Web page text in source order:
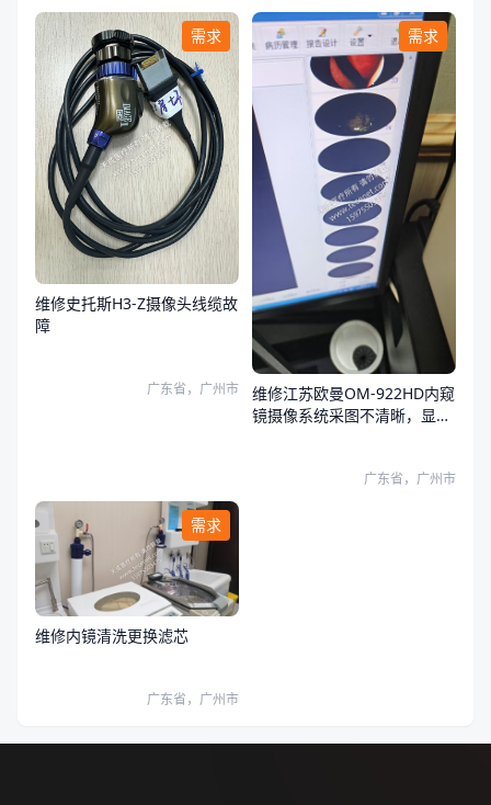
需求
维修史托斯H3-Z摄像头线缆故
障
广东省，广州市
需求
维修江苏欧曼OM-922HD内窥
镜摄像系统采图不清晰，显示
广东省，广州市
需求
维修内镜清洗更换滤芯
广东省，广州市